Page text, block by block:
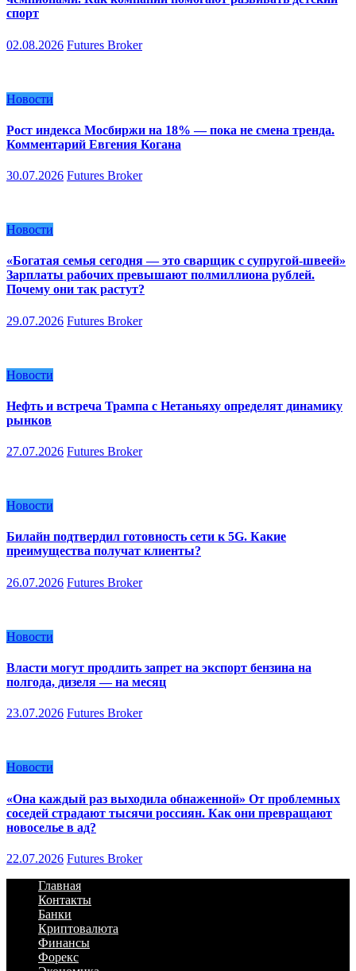
спорт
02.08.2026 Futures Broker
Новости
Рост индекса Мосбиржи на 18% — пока не смена тренда.
Комментарий Евгения Когана
30.07.2026 Futures Broker
Новости
«Богатая семья сегодня — это сварщик с супругой-швеей»
Зарплаты рабочих превышают полмиллиона рублей.
Почему они так растут?
29.07.2026 Futures Broker
Новости
Нефть и встреча Трампа с Нетаньяху определят динамику
рынков
27.07.2026 Futures Broker
Новости
Билайн подтвердил готовность сети к 5G. Какие
преимущества получат клиенты?
26.07.2026 Futures Broker
Новости
Власти могут продлить запрет на экспорт бензина на
полгода, дизеля — на месяц
23.07.2026 Futures Broker
Новости
«Она каждый раз выходила обнаженной» От проблемных
соседей страдают тысячи россиян. Как они превращают
новоселье в ад?
22.07.2026 Futures Broker
Главная
Контакты
Банки
Криптовалюта
Финансы
Форекс